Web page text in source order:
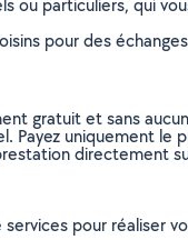
ou particuliers, qui
pour des
gratuit et sans
uniquement le
directement
pour